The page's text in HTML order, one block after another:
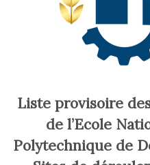
Liste provisoire
de l’Ecole
Polytechnique de